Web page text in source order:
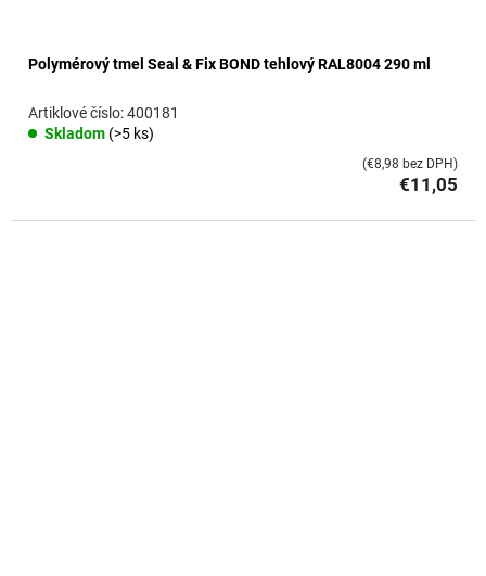
Polymérový tmel Seal & Fix BOND tehlový RAL8004 290 ml
Skladom (>5 ks)
400181
€11,05
(€8,98 bez DPH)